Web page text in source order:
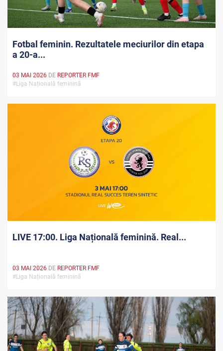
Fotbal feminin. Rezultatele meciurilor din etapa
a 20-a...
03 MAI 2026 DE REPORTER FMF
#Liga Națională feminină
LIVE 17:00. Liga Națională feminină. Real...
03 MAI 2026 DE REPORTER FMF
#Liga Națională feminină